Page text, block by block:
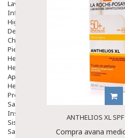
Lavado Ojos
Inflamación Del Oido (otitis)
Higiene Oido
Deshabituación Tabaquismo
Chicles
Piel
Herpes Y Hongos
Heridas Y úlceras
Aparato Genital
Hemorroides
Protectores Y Emolientes
Salud
Insomnio
Sistema Nervioso
Salud Bucodental
ANTHELIOS XL
Compra avana